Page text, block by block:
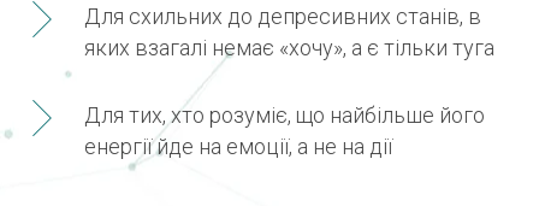
Для схильних до депресивних станів, в
яких взагалі немає «хочу», а є тільки туга
Для тих, хто розуміє, що найбільше його
енергії йде на емоції, а не на дії